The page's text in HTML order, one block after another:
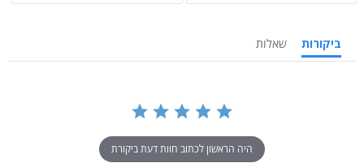
ביקורות שאלות
היה הראשון לכתוב חוות דעת ביקורת